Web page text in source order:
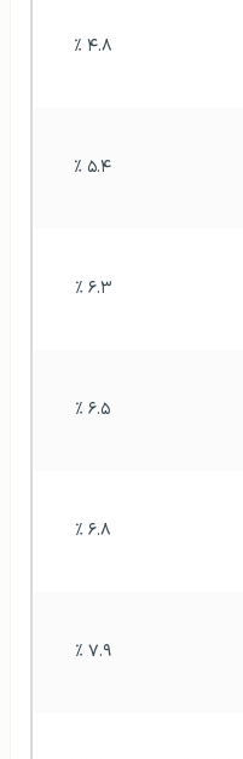
۴.۸ ٪
۵.۴ ٪
۶.۳ ٪
۶.۵ ٪
۶.۸ ٪
۷.۹ ٪